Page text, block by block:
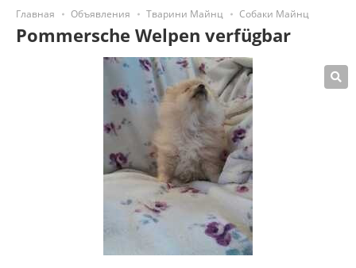
Главная Объявления Тварини Майнц Собаки Майнц
Pommersche Welpen verfügbar